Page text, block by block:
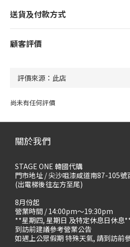
送貨及付款方式
顧客評價
尚未有任何評價
關於我們
STAGE ONE 韓國代購
門市地址 / 尖沙咀漆咸道南87-105
(出電梯後往左方至尾)
8月份起
營業時間 / 14:00pm～19:30pm
**星期四, 星期日 及特定休息日休息
到訪前建議參考營業公告
如遇上公眾假期 特殊天氣, 請到訪前